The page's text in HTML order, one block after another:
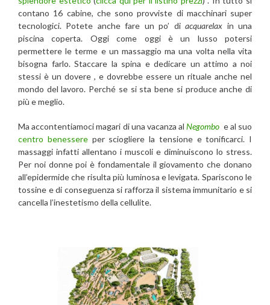
contano 16 cabine, che sono provviste di macchinari super
tecnologici. Potete anche fare un po’ diacquarelax in una
piscina coperta. Oggi come oggi è un lusso potersi
permettere le terme e un massaggio ma una volta nella vita
bisogna farlo. Staccare la spina e dedicare un attimo a noi
stessi è un dovere , e dovrebbe essere un rituale anche nel
mondo del lavoro. Perché se si sta bene si produce anche di
più e meglio.
Ma accontentiamoci magari di una vacanza alNegombo e al suo
centro benessereper sciogliere la tensione e tonificarci. I
massaggi infatti allentano i muscoli e diminuiscono lo stress.
Per noi donne poi è fondamentale il giovamento che donano
all’epidermide che risulta più luminosa e levigata. Spariscono le
tossine e di conseguenza si rafforza il sistema immunitario e si
cancella l’inestetismo della cellulite.